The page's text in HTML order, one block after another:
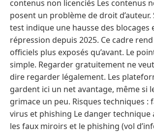
contenus non licenciés Les contenus
posent un problème de droit
test indique une hausse des blocages
répression depuis 2025. Ce cadre
officiels plus exposés qu’avant. Le
simple. Regarder gratuitement ne
dire regarder légalement. Les
gardent ici un net avantage, même si
grimace un peu. Risques techniques :
virus et phishing Le danger technique
les faux miroirs et le phishing (vol